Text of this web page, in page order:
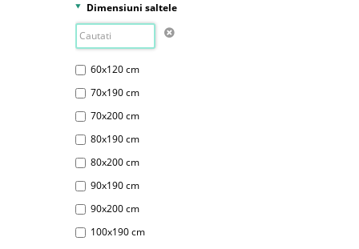
Dimensiuni saltele
60x120 cm
70x190 cm
70x200 cm
80x190 cm
80x200 cm
90x190 cm
90x200 cm
100x190 cm